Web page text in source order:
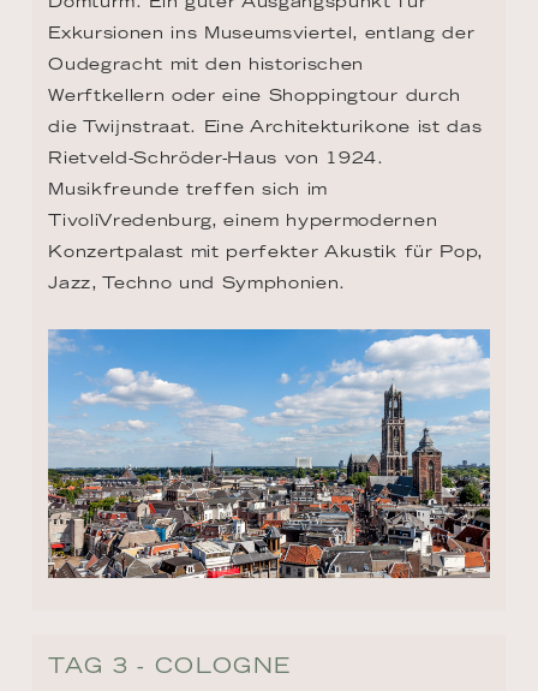
Exkursionen ins Museumsviertel, entlang der
Oudegracht mit den historischen
Werftkellern oder eine Shoppingtour durch
die Twijnstraat. Eine Architekturikone ist das
Rietveld-Schröder-Haus von 1924.
Musikfreunde treffen sich im
TivoliVredenburg, einem hypermodernen
Konzertpalast mit perfekter Akustik für Pop,
Jazz, Techno und Symphonien.
TAG 3 - COLOGNE